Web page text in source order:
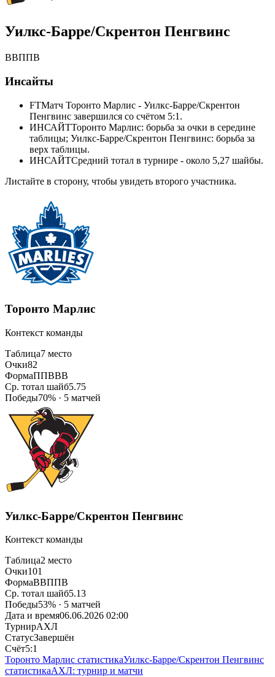
Уилкс-Барре/Скрентон Пенгвинс
ВВППВ
Инсайты
FTМатч Торонто Марлис - Уилкс-Барре/Скрентон
Пенгвинс завершился со счётом 5:1.
ИНСАЙТТоронто Марлис: борьба за очки в середине
таблицы; Уилкс-Барре/Скрентон Пенгвинс: борьба за
верх таблицы.
ИНСАЙТСредний тотал в турнире - около 5,27 шайбы.
Листайте в сторону, чтобы увидеть второго участника.
Торонто Марлис
Контекст команды
Таблица7 место
Очки82
ФормаППВВВ
Ср. тотал шайб5.75
Победы70% · 5 матчей
Уилкс-Барре/Скрентон Пенгвинс
Контекст команды
Таблица2 место
Очки101
ФормаВВППВ
Ср. тотал шайб5.13
Победы53% · 5 матчей
Дата и время06.06.2026 02:00
ТурнирАХЛ
СтатусЗавершён
Счёт5:1
Торонто Марлис статистикаУилкс-Барре/Скрентон Пенгвинс
статистикаАХЛ: турнир и матчи